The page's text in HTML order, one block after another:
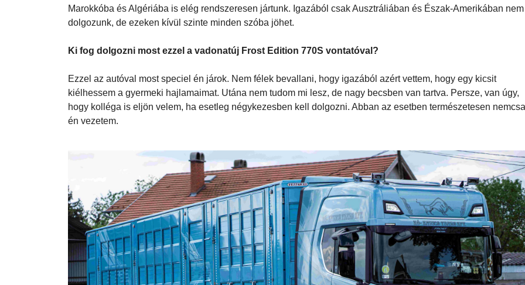
Leginkább Törökországba szoktunk szállítani, de amíg nem volt háború a szomszédban, addig rengeteg
keletre is, így tehát Oroszországba, Kazahsztánba, Üzbegisztánba és Türkmenisztánba. Sőt, a türkménekhez
éve mi vittünk ki először kecskéket, ami azért nagy szó, mert Türkmenisztán eléggé zárt ország. Régebben
Marokkóba és Algériába is elég rendszeresen jártunk. Igazából csak Ausztráliában és Észak-Amerikában nem
dolgozunk, de ezeken kívül szinte minden szóba jöhet.
Ki fog dolgozni most ezzel a vadonatúj Frost Edition 770S vontatóval?
Ezzel az autóval most speciel én járok. Nem félek bevallani, hogy igazából azért vettem, hogy egy kicsit